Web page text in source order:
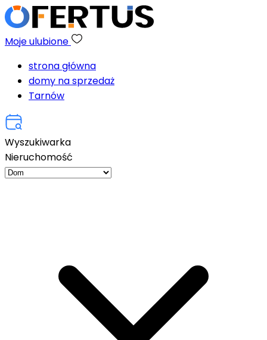
Moje ulubione
strona główna
domy na sprzedaż
Tarnów
Wyszukiwarka
Nieruchomość